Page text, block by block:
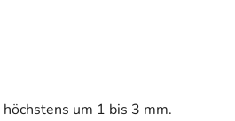
um 1 bis 3 mm.